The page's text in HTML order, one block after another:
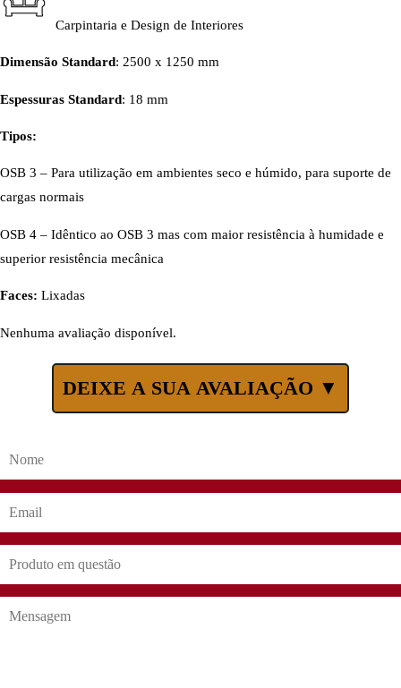
Carpintaria e Design de Interiores
Dimensão Standard: 2500 x 1250 mm
Espessuras Standard: 18 mm
Tipos:
OSB 3 – Para utilização em ambientes seco e húmido, para suporte de
cargas normais
OSB 4 – Idêntico ao OSB 3 mas com maior resistência à humidade e
superior resistência mecânica
Faces: Lixadas
Nenhuma avaliação disponível.
DEIXE A SUA AVALIAÇÃO ▼